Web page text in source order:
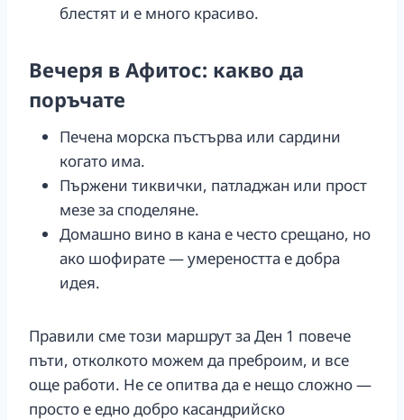
блестят и е много красиво.
Вечеря в Афитос: какво да
поръчате
Печена морска пъстърва или сардини
когато има.
Пържени тиквички, патладжан или прост
мезе за споделяне.
Домашно вино в кана е често срещано, но
ако шофирате — умереността е добра
идея.
Правили сме този маршрут за Ден 1 повече
пъти, отколкото можем да преброим, и все
още работи. Не се опитва да е нещо сложно —
просто е едно добро касандрийско